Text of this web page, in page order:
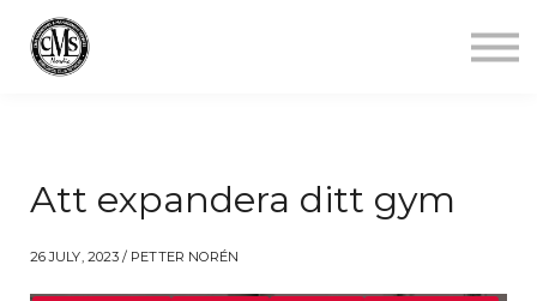
Att expandera ditt gym
26 JULY, 2023 / PETTER NORÉN